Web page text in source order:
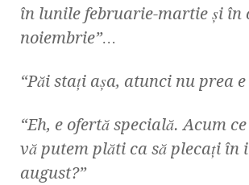
în lunile februarie-martie şi în
noiembrie”…
“Păi staţi aşa, atunci nu prea
“Eh, e ofertă specială. Acum
vă putem plăti ca să plecaţi în
august?”